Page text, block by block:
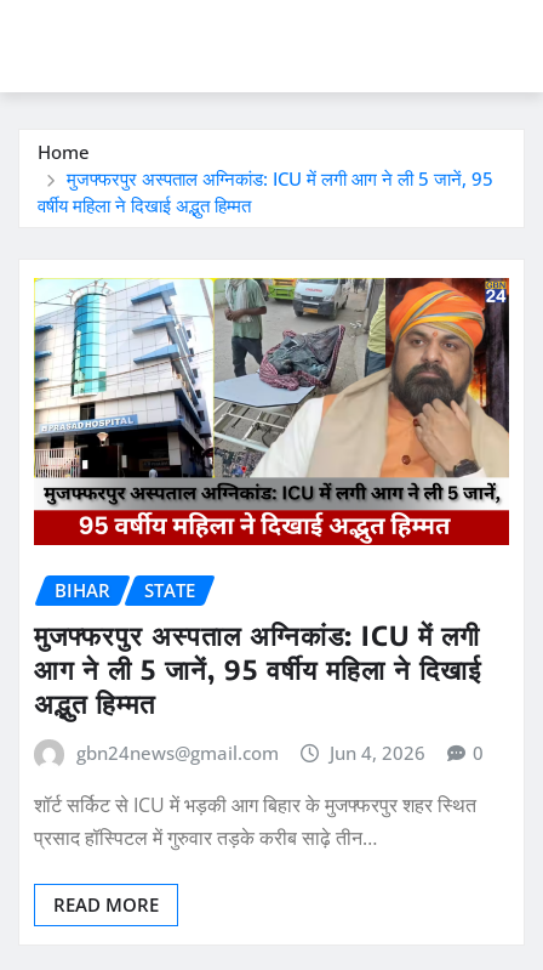
Home
मुजफ्फरपुर अस्पताल अग्निकांड: ICU में लगी आग ने ली 5 जानें, 95
वर्षीय महिला ने दिखाई अद्भुत हिम्मत
BIHAR STATE
मुजफ्फरपुर अस्पताल अग्निकांड: ICU में लगी
आग ने ली 5 जानें, 95 वर्षीय महिला ने दिखाई
अद्भुत हिम्मत
gbn24news@gmail.com Jun 4, 2026 0
शॉर्ट सर्किट से ICU में भड़की आग बिहार के मुजफ्फरपुर शहर स्थित
प्रसाद हॉस्पिटल में गुरुवार तड़के करीब साढ़े तीन…
READ MORE